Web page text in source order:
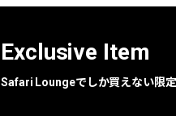
Exclusive Item
Safari Loungeでしか買えない限